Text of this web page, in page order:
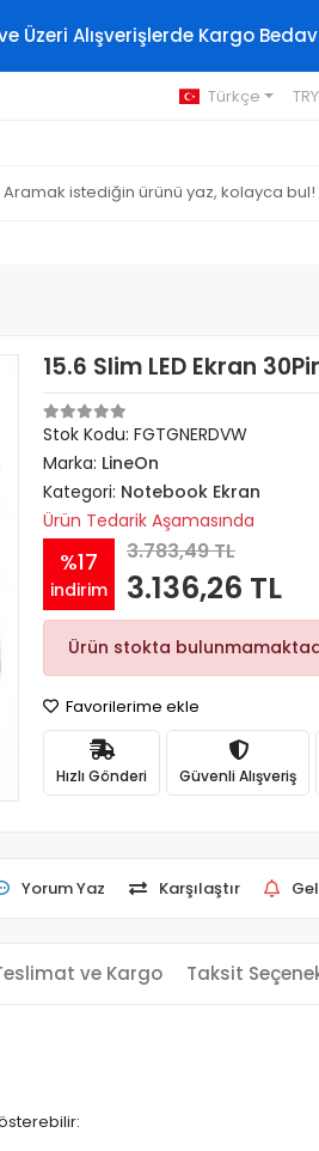
Üzeri Alışverişlerde Kargo
Türkçe
15.6 Slim LED Ekran
Stok Kodu: FGTGNERDVW
Marka: LineOn
Kategori: Notebook Ekran
Ürün Tedarik Aşamasında
%17
indirim
3.783,49 TL
3.136,26 TL
Ürün stokta
Favorilerime ekle
Hızlı Gönderi Güvenli Alışveriş
Yorum Yaz Karşılaştır
ve Kargo Taksit